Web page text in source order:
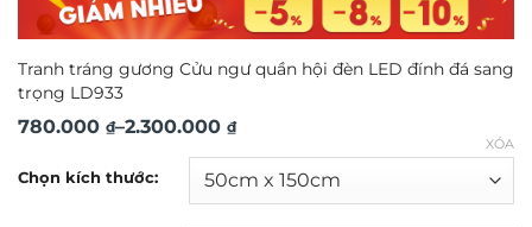
Tranh tráng gương Cửu ngư quần hội đèn LED đính đá sang
trọng LD933
780.000 ₫–2.300.000 ₫
Khoảng
Chọn kích thước:
XÓA